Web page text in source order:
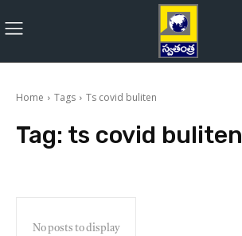
Home Tags Ts covid buliten
Tag: ts covid buliten
No posts to display